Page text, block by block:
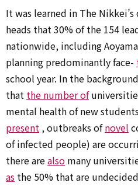
It was learned in The
heads that 30% of the 154
nationwide, including
planning predominantly face-
school year. In the
that the number of
mental health of new
present , outbreaks ofnovel
of infected people) are
there arealso many
as the 50% that are